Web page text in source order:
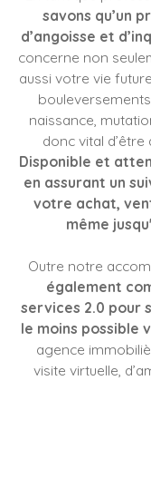
savons qu’un
d’angoisse et
concerne non
aussi votre vie
naissance,
donc vital
Disponible et
en assurant un
votre achat,
même
Outre notre
également
services 2.0 pour
le moins possible
agence
visite virtuelle,